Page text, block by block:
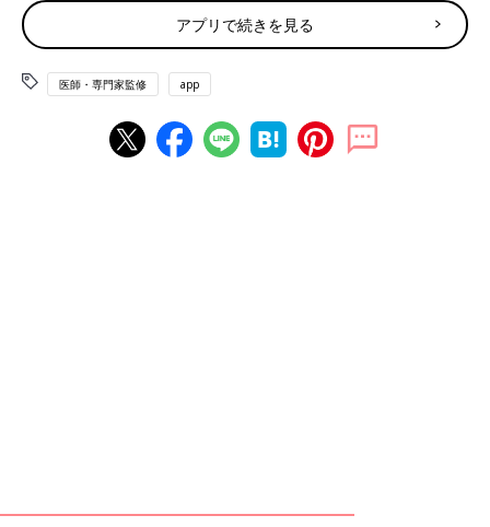
薬を収納するときは、収納ボックスの仕切りなどを活用して種類
別に分類すると便利です。内服薬と外用薬を仕わけしたうえで、
にわけていきましょう。
ただし、シートを切って1錠ずつバラバラにして保管するのは、
おすすめしません。薬の種類がわかりにくくなったり、小さな子
年齢が低いと服用できないケースもあります。兄弟姉妹間で同じ
アプリで続きを見る
医師・専門家監修 app